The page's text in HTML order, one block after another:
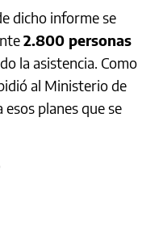
dicho informe se
2.800 personas
la asistencia. Como
al Ministerio de
planes que se